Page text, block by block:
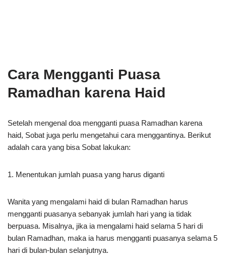
Cara Mengganti Puasa
Ramadhan karena Haid
Setelah mengenal doa mengganti puasa Ramadhan karena
haid, Sobat juga perlu mengetahui cara menggantinya. Berikut
adalah cara yang bisa Sobat lakukan:
1. Menentukan jumlah puasa yang harus diganti
Wanita yang mengalami haid di bulan Ramadhan harus
mengganti puasanya sebanyak jumlah hari yang ia tidak
berpuasa. Misalnya, jika ia mengalami haid selama 5 hari di
bulan Ramadhan, maka ia harus mengganti puasanya selama 5
hari di bulan-bulan selanjutnya.